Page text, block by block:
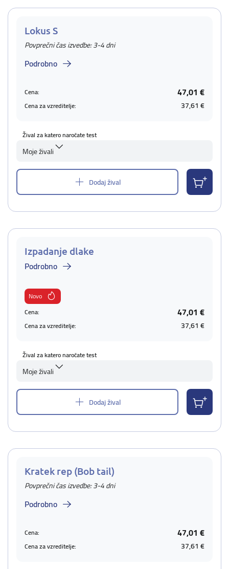
Lokus S
Povprečni čas izvedbe: 3-4 dni
Podrobno
Cena: 47,01 €
Cena za vzreditelje: 37,61 €
Žival za katero naročate test
Moje živali
Dodaj žival
Izpadanje dlake
Podrobno
Novo
Cena:
47,01 €
Cena za vzreditelje: 37,61 €
Žival za katero naročate test
Moje živali
Dodaj žival
Kratek rep (Bob tail)
Povprečni čas izvedbe: 3-4 dni
Podrobno
Cena: 47,01 €
Cena za vzreditelje: 37,61 €